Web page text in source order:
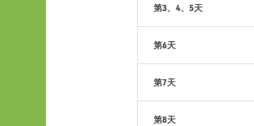
第3、4、5天
第6天
第7天
第8天